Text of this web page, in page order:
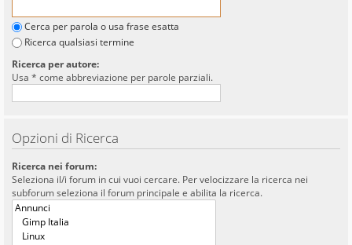
Cerca per parola o usa frase esatta
Ricerca qualsiasi termine
Ricerca per autore:
Usa * come abbreviazione per parole parziali.
Opzioni di Ricerca
Ricerca nei forum:
Seleziona il/i forum in cui vuoi cercare. Per velocizzare la ricerca nei
subforum seleziona il forum principale e abilita la ricerca.